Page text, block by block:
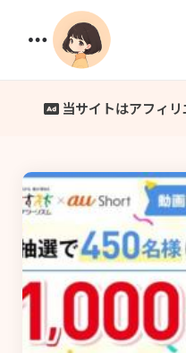
Menu
当サイトはアフィ